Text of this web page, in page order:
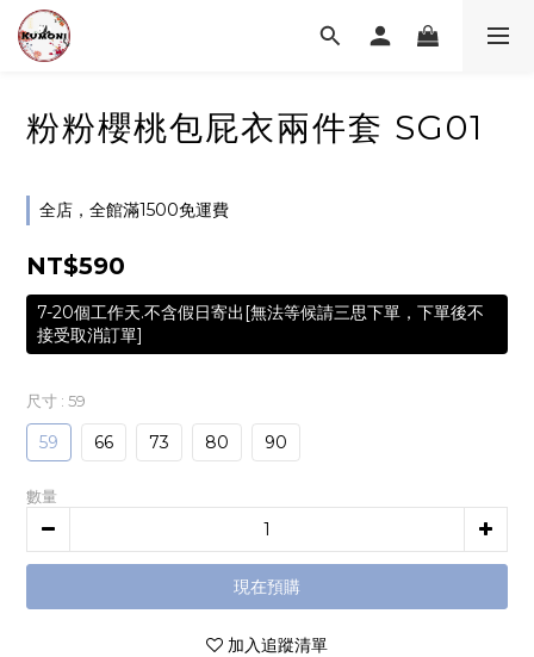
粉粉櫻桃包屁衣兩件套 SG01
全店，全館滿1500免運費
NT$590
7-20個工作天.不含假日寄出[無法等候請三思下單，下單後不
接受取消訂單]
尺寸 : 59
59 66 73 80 90
數量
現在預購
加入追蹤清單